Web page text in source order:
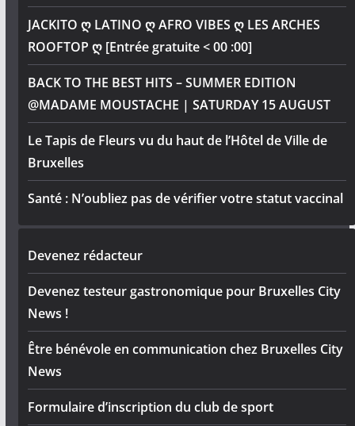
JACKITO ღ LATINO ღ AFRO VIBES ღ LES ARCHES
ROOFTOP ღ [Entrée gratuite < 00 :00]
BACK TO THE BEST HITS – SUMMER EDITION
@MADAME MOUSTACHE | SATURDAY 15 AUGUST
Le Tapis de Fleurs vu du haut de l’Hôtel de Ville de
Bruxelles
Santé : N’oubliez pas de vérifier votre statut vaccinal
Devenez rédacteur
Devenez testeur gastronomique pour Bruxelles City
News !
Être bénévole en communication chez Bruxelles City
News
Formulaire d’inscription du club de sport